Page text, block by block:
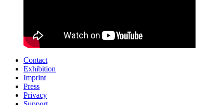
Contact
Exhibition
Imprint
Press
Privacy